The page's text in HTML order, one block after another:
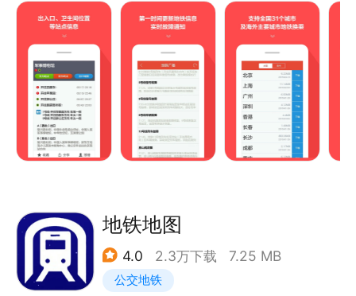
- 国内地铁：北京、上海、广州、深圳、南京、青岛、
重庆、成都、香港、台北、高雄等城市；
- 海外地铁包括首尔、大坂、东京等大城市
- 核心功能支持离线使用。
2、信息全、更新快：
- 专业运维团队更新地铁信息，包括线路图，站点信
- 每天提供地铁的重要运营信息
3、功能强大
- 提供准确的换乘方案，包括乘车时间、早晚出发时间
地铁地图
4.0 2.3万下载 7.25 MB
公交地铁